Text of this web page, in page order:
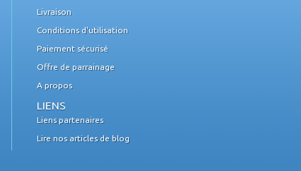
Livraison
Conditions d'utilisation
Paiement sécurisé
Offre de parrainage
A propos
LIENS
Liens partenaires
Lire nos articles de blog